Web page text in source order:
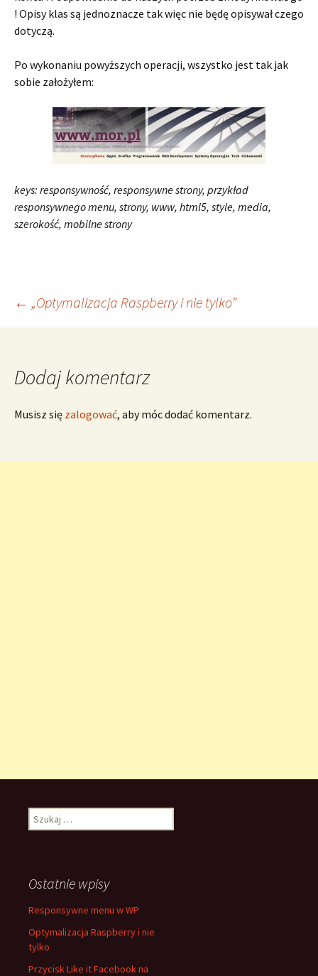
! Opisy klas są jednoznacze tak więc nie będę opisywał czego
dotyczą.
Po wykonaniu powyższych operacji, wszystko jest tak jak
sobie założyłem:
keys: responsywność, responsywne strony, przykład
responsywnego menu, strony, www, html5, style, media,
szerokość, mobilne strony
Zobacz
← „Optymalizacja Raspberry i nie tylko”
Dodaj komentarz
Musisz się zalogować, aby móc dodać komentarz.
Szukaj:
Ostatnie wpisy
Responsywne menu w WP
Optymalizacja Raspberry i nie
tylko
Przycisk Like it Facebook na